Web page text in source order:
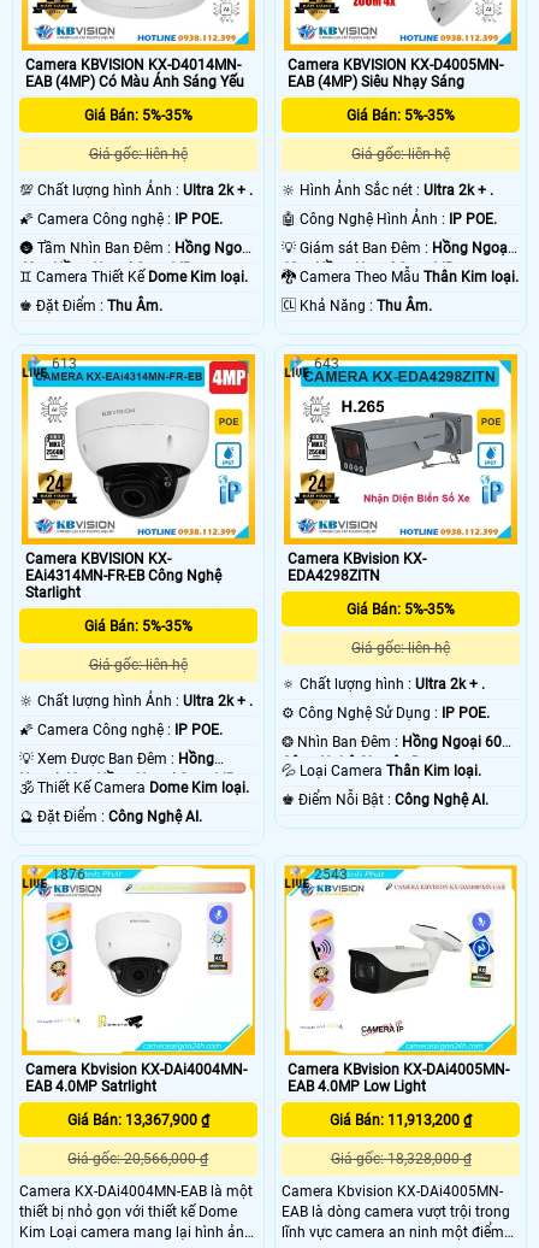
Camera KBVISION KX-D4014MN-
EAB (4MP) Có Màu Ánh Sáng Yếu
Giá Bán: 5%-35%
Giá gốc: liên hệ
💯 Chất lượng hình Ảnh : Ultra 2k + .
🌠 Camera Công nghệ :
IP POE.
🌚 Tầm Nhìn Ban Đêm : Hồng Ngoại
40m Hồng Ngoại Smart IR.
♊ Camera Thiết Kế Dome Kim loại.
️♚ Đặt Điểm : Thu Âm.
Camera KBVISION KX-D4005MN-
EAB (4MP) Siêu Nhạy Sáng
Giá Bán: 5%-35%
Giá gốc: liên hệ
🔆 Hình Ảnh Sắc nét :Ultra 2k + .
🤖️ Công Nghệ Hình Ảnh :
IP POE.
💡 Giám sát Ban Đêm : Hồng Ngoại
60m Hồng Ngoại Smart IR.
🐉️ Camera Theo MẫuThân Kim loại.
️🆑 Khả Năng :Thu Âm.
Camera KBVISION KX-
EAi4314MN-FR-EB Công Nghệ
Starlight
Giá Bán: 5%-35%
Giá gốc: liên hệ
🔆 Chất lượng hình Ảnh : Ultra 2k + .
🌠 Camera Công nghệ :
IP POE.
💡 Xem Được Ban Đêm : Hồng
Ngoại 40m Hồng Ngoại Smart IR.
🕉️ Thiết Kế Camera Dome Kim loại.
️🔮 Đặt Điểm : Công Nghệ AI.
613
Camera KBvision KX-
EDA4298ZITN
Giá Bán: 5%-35%
Giá gốc: liên hệ
🔅 Chất lượng hình :Ultra 2k + .
⚙ Công Nghệ Sử Dụng :
IP POE.
❂ Nhìn Ban Đêm : Hồng Ngoại 60m
Công Nghệ Chuyên Dụng.
💦 Loại CameraThân Kim loại.
️♚ Điểm Nỗi Bật :Công Nghệ AI.
643
Camera Kbvision KX-DAi4004MN-
EAB 4.0MP Satrlight
Giá Bán: 13,367,900 ₫
Giá gốc: 20,566,000 ₫
Camera KX-DAi4004MN-EAB là một
thiết bị nhỏ gọn với thiết kế Dome
Kim Loại camera mang lại hình ảnh
1876
Camera KBvision KX-DAi4005MN-
EAB 4.0MP Low Light
Giá Bán: 11,913,200 ₫
Giá gốc: 18,328,000 ₫
Camera Kbvision KX-DAi4005MN-
EAB là dòng camera vượt trội trong
lĩnh vực camera an ninh một điểm
2543